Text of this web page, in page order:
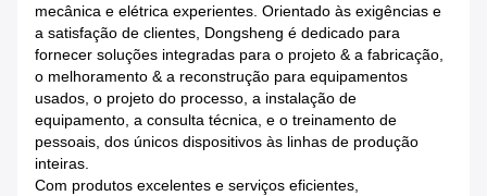
mecânica e elétrica experientes. Orientado às exigências e
a satisfação de clientes, Dongsheng é dedicado para
fornecer soluções integradas para o projeto & a fabricação,
o melhoramento & a reconstrução para equipamentos
usados, o projeto do processo, a instalação de
equipamento, a consulta técnica, e o treinamento de
pessoais, dos únicos dispositivos às linhas de produção
inteiras.
Com produtos excelentes e serviços eficientes,